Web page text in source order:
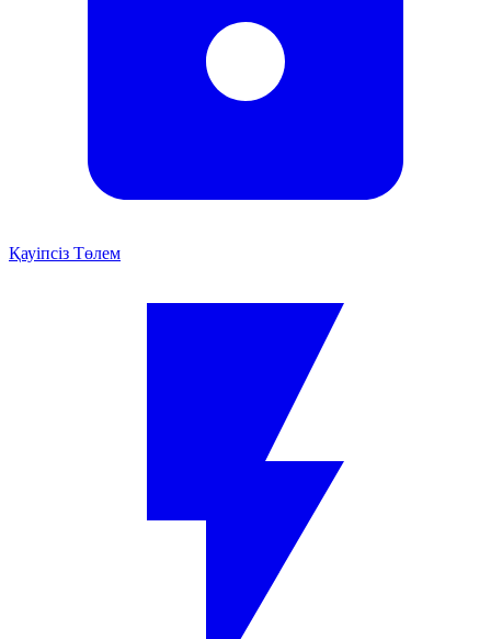
Қауіпсіз Төлем